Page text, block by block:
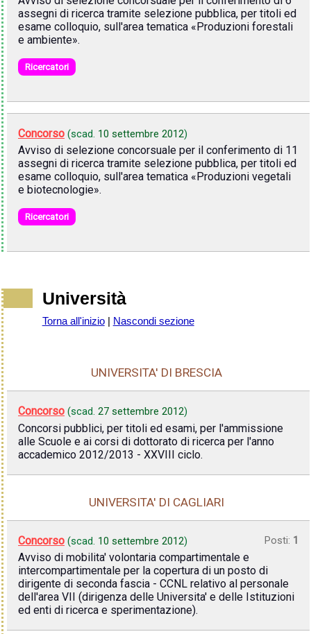
assegni di ricerca tramite selezione pubblica, per titoli ed
esame colloquio, sull'area tematica «Produzioni forestali
e ambiente».
Ricercatori
Concorso (scad. 10 settembre 2012)
Avviso di selezione concorsuale per il conferimento di 11
assegni di ricerca tramite selezione pubblica, per titoli ed
esame colloquio, sull'area tematica «Produzioni vegetali
e biotecnologie».
Ricercatori
Università
Torna all'inizio| Nascondi sezione
UNIVERSITA' DI BRESCIA
Concorso (scad. 27 settembre 2012)
Concorsi pubblici, per titoli ed esami, per l'ammissione
alle Scuole e ai corsi di dottorato di ricerca per l'anno
accademico 2012/2013 - XXVIII ciclo.
UNIVERSITA' DI CAGLIARI
Concorso (scad. 10 settembre 2012) Posti: 1
Avviso di mobilita' volontaria compartimentale e
intercompartimentale per la copertura di un posto di
dirigente di seconda fascia - CCNL relativo al personale
dell'area VII (dirigenza delle Universita' e delle Istituzioni
ed enti di ricerca e sperimentazione).